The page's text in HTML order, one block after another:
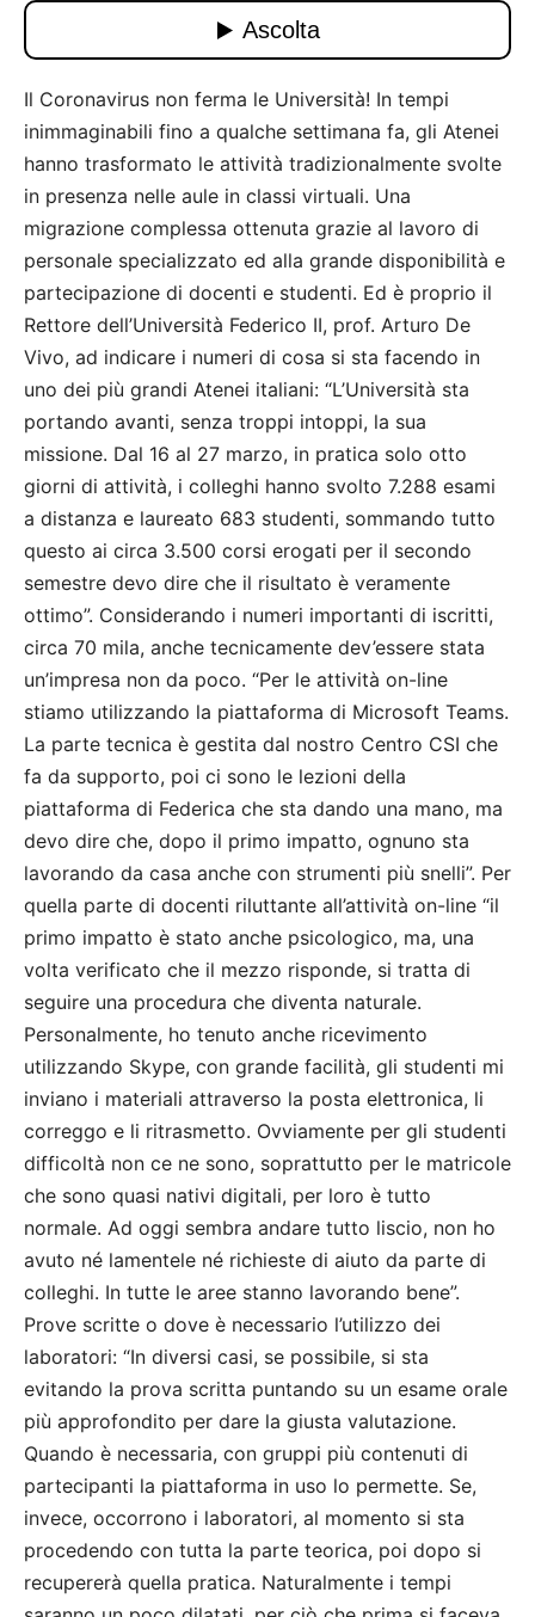
Il Coronavirus non ferma le Università! In tempi
inimmaginabili fino a qualche settimana fa, gli Atenei
hanno trasformato le attività tradizionalmente svolte
in presenza nelle aule in classi virtuali. Una
migrazione complessa ottenuta grazie al lavoro di
personale specializzato ed alla grande disponibilità e
partecipazione di docenti e studenti. Ed è proprio il
Rettore dell’Università Federico II, prof. Arturo De
Vivo, ad indicare i numeri di cosa si sta facendo in
uno dei più grandi Atenei italiani: “L’Università sta
portando avanti, senza troppi intoppi, la sua
missione. Dal 16 al 27 marzo, in pratica solo otto
giorni di attività, i colleghi hanno svolto 7.288 esami
a distanza e laureato 683 studenti, sommando tutto
questo ai circa 3.500 corsi erogati per il secondo
semestre devo dire che il risultato è veramente
ottimo”. Considerando i numeri importanti di iscritti,
circa 70 mila, anche tecnicamente dev’essere stata
un’impresa non da poco. “Per le attività on-line
stiamo utilizzando la piattaforma di Microsoft Teams.
La parte tecnica è gestita dal nostro Centro CSI che
fa da supporto, poi ci sono le lezioni della
piattaforma di Federica che sta dando una mano, ma
devo dire che, dopo il primo impatto, ognuno sta
lavorando da casa anche con strumenti più snelli”. Per
quella parte di docenti riluttante all’attività on-line “il
primo impatto è stato anche psicologico, ma, una
volta verificato che il mezzo risponde, si tratta di
seguire una procedura che diventa naturale.
Personalmente, ho tenuto anche ricevimento
utilizzando Skype, con grande facilità, gli studenti mi
inviano i materiali attraverso la posta elettronica, li
correggo e li ritrasmetto. Ovviamente per gli studenti
difficoltà non ce ne sono, soprattutto per le matricole
che sono quasi nativi digitali, per loro è tutto
normale. Ad oggi sembra andare tutto liscio, non ho
avuto né lamentele né richieste di aiuto da parte di
colleghi. In tutte le aree stanno lavorando bene”.
Prove scritte o dove è necessario l’utilizzo dei
laboratori: “In diversi casi, se possibile, si sta
evitando la prova scritta puntando su un esame orale
più approfondito per dare la giusta valutazione.
Quando è necessaria, con gruppi più contenuti di
partecipanti la piattaforma in uso lo permette. Se,
invece, occorrono i laboratori, al momento si sta
procedendo con tutta la parte teorica, poi dopo si
recupererà quella pratica. Naturalmente i tempi